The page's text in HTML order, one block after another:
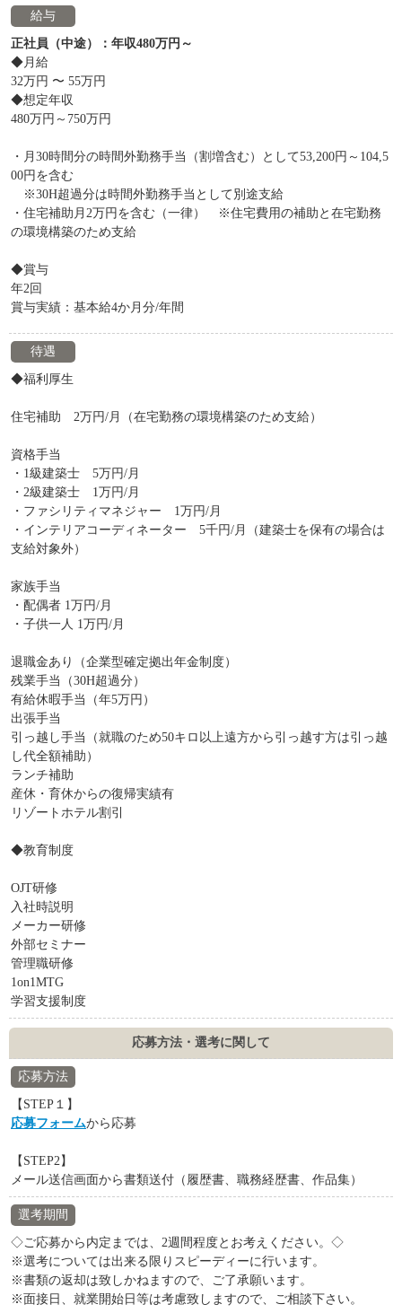
給与
正社員（中途）：年収480万円～
◆月給
32万円 〜 55万円
◆想定年収
480万円～750万円
・月30時間分の時間外勤務手当（割増含む）として53,200円～104,5
00円を含む
※30H超過分は時間外勤務手当として別途支給
・住宅補助月2万円を含む（一律） ※住宅費用の補助と在宅勤務
の環境構築のため支給
◆賞与
年2回
賞与実績：基本給4か月分/年間
待遇
◆福利厚生
住宅補助 2万円/月（在宅勤務の環境構築のため支給）
資格手当
・1級建築士 5万円/月
・2級建築士 1万円/月
・ファシリティマネジャー 1万円/月
・インテリアコーディネーター 5千円/月（建築士を保有の場合は
支給対象外）
家族手当
・配偶者 1万円/月
・子供一人 1万円/月
退職金あり（企業型確定拠出年金制度）
残業手当（30H超過分）
有給休暇手当（年5万円）
出張手当
引っ越し手当（就職のため50キロ以上遠方から引っ越す方は引っ越
し代全額補助）
ランチ補助
産休・育休からの復帰実績有
リゾートホテル割引
◆教育制度
OJT研修
入社時説明
メーカー研修
外部セミナー
管理職研修
1on1MTG
学習支援制度
応募方法・選考に関して
応募方法
【STEP１】
応募フォームから応募
【STEP2】
メール送信画面から書類送付（履歴書、職務経歴書、作品集）
選考期間
◇ご応募から内定までは、2週間程度とお考えください。◇
※選考については出来る限りスピーディーに行います。
※書類の返却は致しかねますので、ご了承願います。
※面接日、就業開始日等は考慮致しますので、ご相談下さい。